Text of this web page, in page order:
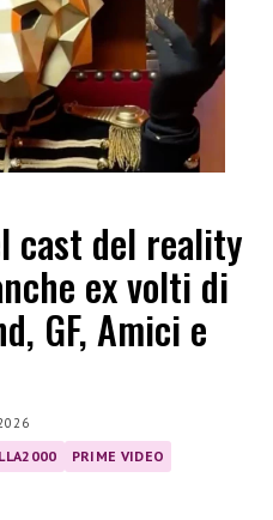
cast del reality
ex volti di
GF, Amici e
PRIME VIDEO